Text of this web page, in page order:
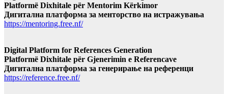
Platformë Dixhitale për Mentorim Kërkimor
Дигитална платформа за менторство на истражувања
https://mentoring.free.nf/
Digital Platform for References Generation
Platformë Dixhitale për Gjenerimin e Referencave
Дигитална платформа за генерирање на референци
https://reference.free.nf/